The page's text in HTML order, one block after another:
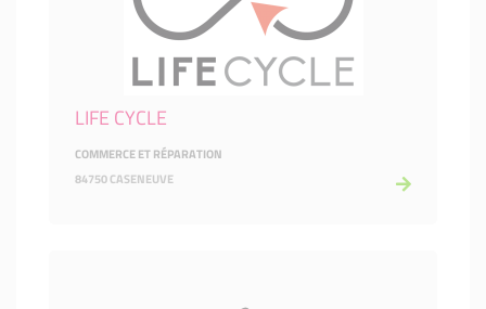
LIFE CYCLE
COMMERCE ET RÉPARATION
84750 CASENEUVE